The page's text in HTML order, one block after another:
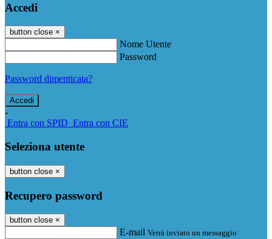
Accedi
button close ×
Nome Utente
Password
Password dimenticata?
-
Entra con SPID Entra con CIE
Seleziona utente
button close ×
Recupero password
button close ×
E-mail Verrà inviato un messaggio